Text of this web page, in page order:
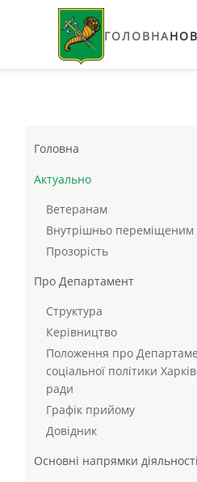
Skip to main content
ГОЛОВНА
Головна
Актуально
Ветеранам
Внутрішньо переміщеним
Прозорість
Про Департамент
Структура
Керівництво
Положення про
соціальної політики
ради
Графік прийому
Довідник
Основні напрямки діяльності